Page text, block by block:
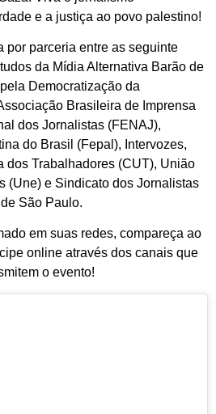
e a justiça ao povo palestino!
por parceria entre as seguinte
da Mídia Alternativa Barão de
Democratização da
Brasileira de Imprensa
dos Jornalistas (FENAJ),
do Brasil (Fepal), Intervozes,
dos Trabalhadores (CUT), União
(Une) e Sindicato dos Jornalistas
São Paulo.
em suas redes, compareça ao
online através dos canais que
o evento!